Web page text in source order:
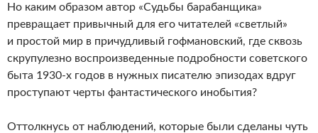
Но каким образом автор «Судьбы барабанщика»
превращает привычный для его читателей «светлый»
и простой мир в причудливый гофмановский, где сквозь
скрупулезно воспроизведенные подробности советского
быта 1930-х годов в нужных писателю эпизодах вдруг
проступают черты фантастического инобытия?
Оттолкнусь от наблюдений, которые были сделаны чуть